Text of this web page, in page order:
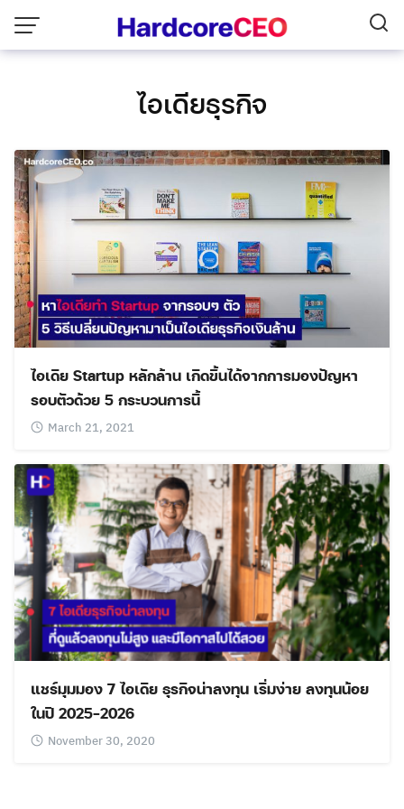
content
ไอเดียธุรกิจ
ไอเดีย Startup หลักล้าน เกิดขึ้นได้จากการมองปัญหา
รอบตัวด้วย 5 กระบวนการนี้
March 21, 2021
แชร์มุมมอง 7 ไอเดีย ธุรกิจน่าลงทุน เริ่มง่าย ลงทุนน้อย
ในปี 2025-2026
November 30, 2020